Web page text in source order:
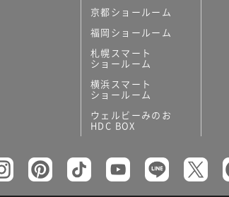
ボード）
ショナル
京都ショールーム
福岡ショールーム
札幌スマート
ショールーム
横浜スマート
ショールーム
ウェルビーみのお
HDC BOX